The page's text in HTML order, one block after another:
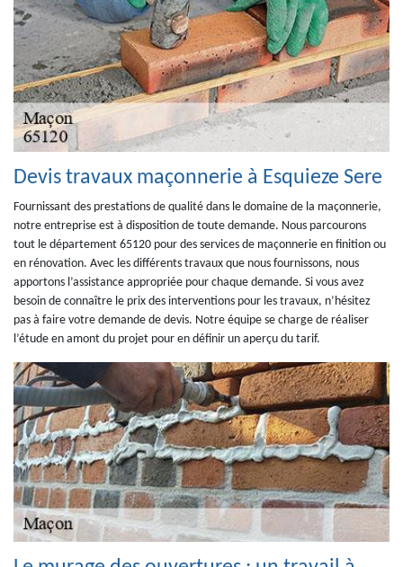
Devis travaux maçonnerie à Esquieze Sere
Fournissant des prestations de qualité dans le domaine de la maçonnerie,
notre entreprise est à disposition de toute demande. Nous parcourons
tout le département 65120 pour des services de maçonnerie en finition ou
en rénovation. Avec les différents travaux que nous fournissons, nous
apportons l’assistance appropriée pour chaque demande. Si vous avez
besoin de connaître le prix des interventions pour les travaux, n’hésitez
pas à faire votre demande de devis. Notre équipe se charge de réaliser
l’étude en amont du projet pour en définir un aperçu du tarif.